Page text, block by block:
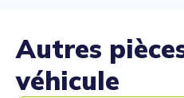
Autres
véhicule